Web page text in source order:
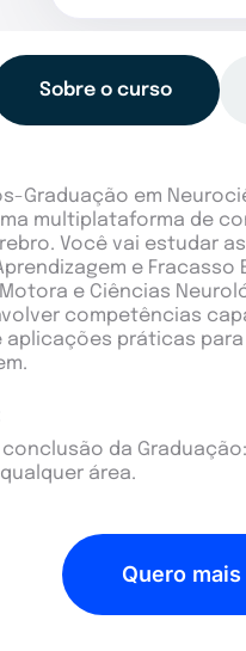
Sobre o curso
Graduação em
multiplataforma de
Você vai estudar
e
e Ciências
competências
aplicações práticas
da
área.
Quero